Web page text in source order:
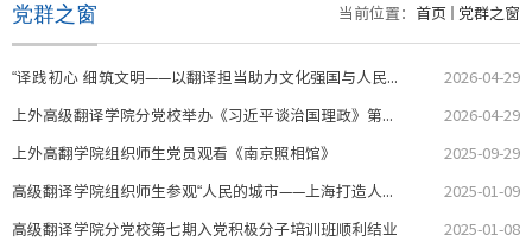
当前位置： 首页 党群之窗
党群之窗
“译践初心 细筑文明——以翻译担当助力文化强国与人民城市建设”专题党课暨座谈交流会开展
2026-04-29
上外高级翻译学院分党校举办《习近平谈治国理政》第五卷读书分享会
2026-04-29
上外高翻学院组织师生党员观看《南京照相馆》
2025-09-29
高级翻译学院组织师生参观“人民的城市——上海打造人民城市最佳实践地”主题展
2025-01-09
高级翻译学院分党校第七期入党积极分子培训班顺利结业
2025-01-08